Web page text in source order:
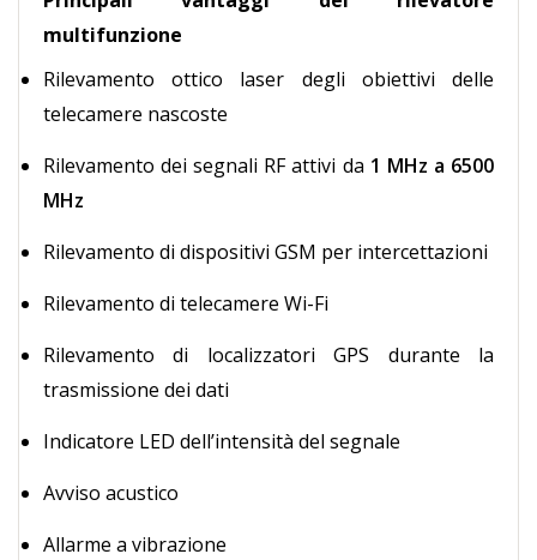
multifunzione
Rilevamento ottico laser degli obiettivi delle
telecamere nascoste
Rilevamento dei segnali RF attivi da 1 MHz a 6500
MHz
Rilevamento di dispositivi GSM per intercettazioni
Rilevamento di telecamere Wi-Fi
Rilevamento di localizzatori GPS durante la
trasmissione dei dati
Indicatore LED dell’intensità del segnale
Avviso acustico
Allarme a vibrazione